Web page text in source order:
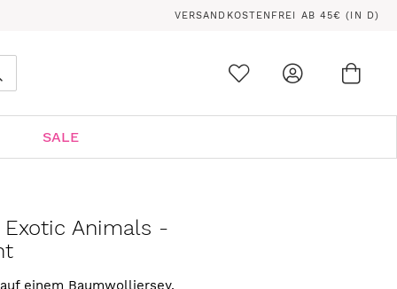
VERSANDKOSTENFREI AB 45€ (IN D)
SALE
Animals -
einem Baumwolljersey.